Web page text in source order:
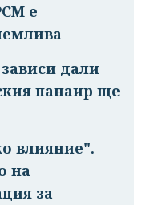
е
дали
панаир ще
влияние".
на
за